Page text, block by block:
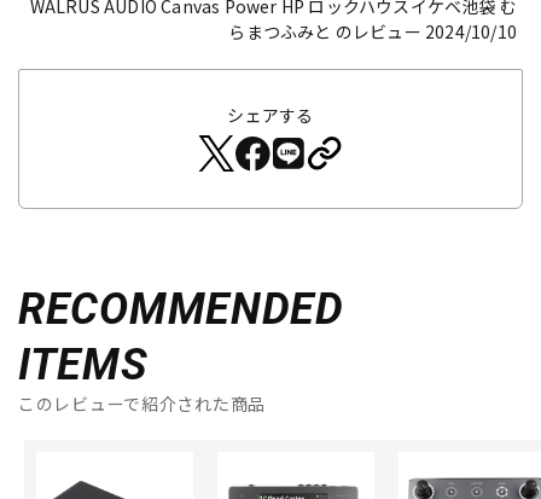
WALRUS AUDIO Canvas Power HP ロックハウスイケベ池袋 む
らまつふみと のレビュー 2024/10/10
シェアする
RECOMMENDED
ITEMS
このレビューで紹介された商品